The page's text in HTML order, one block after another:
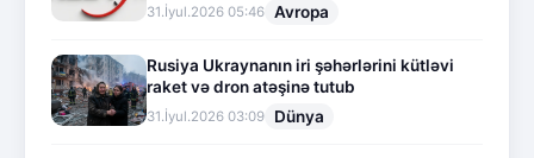
31.İyul.2026 05:46 Avropa
Rusiya Ukraynanın iri şəhərlərini kütləvi
raket və dron atəşinə tutub
31.İyul.2026 03:09 Dünya